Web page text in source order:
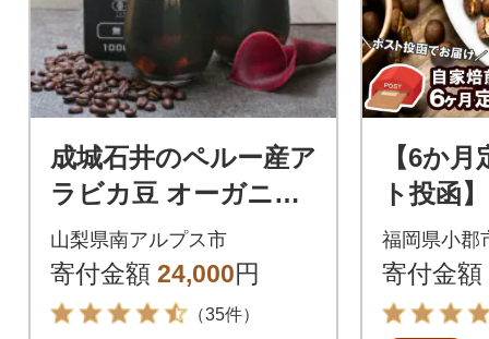
成城石井のペルー産ア
ラビカ豆 オーガニッ
クアイスコーヒー無
糖 1000ml×12本
山梨県南アルプス市
寄付金額 24,000円
（35件）
【6か
ト投函
ヒー豆
種
福岡県小郡
寄付金額